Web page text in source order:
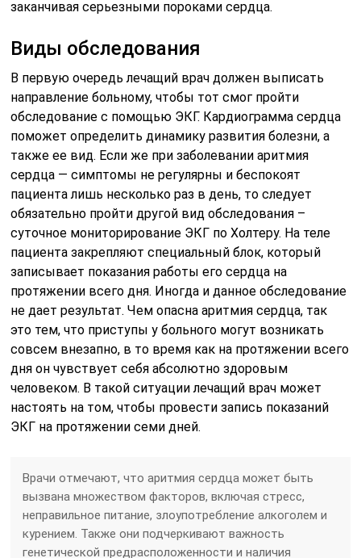
заканчивая серьезными пороками сердца.
Виды обследования
В первую очередь лечащий врач должен выписать
направление больному, чтобы тот смог пройти
обследование с помощью ЭКГ. Кардиограмма сердца
поможет определить динамику развития болезни, а
также ее вид. Если же при заболевании аритмия
сердца — симптомы не регулярны и беспокоят
пациента лишь несколько раз в день, то следует
обязательно пройти другой вид обследования –
суточное мониторирование ЭКГ по Холтеру. На теле
пациента закрепляют специальный блок, который
записывает показания работы его сердца на
протяжении всего дня. Иногда и данное обследование
не дает результат. Чем опасна аритмия сердца, так
это тем, что приступы у больного могут возникать
совсем внезапно, в то время как на протяжении всего
дня он чувствует себя абсолютно здоровым
человеком. В такой ситуации лечащий врач может
настоять на том, чтобы провести запись показаний
ЭКГ на протяжении семи дней.
Врачи отмечают, что аритмия сердца может быть
вызвана множеством факторов, включая стресс,
неправильное питание, злоупотребление алкоголем и
курением. Также они подчеркивают важность
генетической предрасположенности и наличия